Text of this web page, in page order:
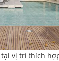
vị trí thích